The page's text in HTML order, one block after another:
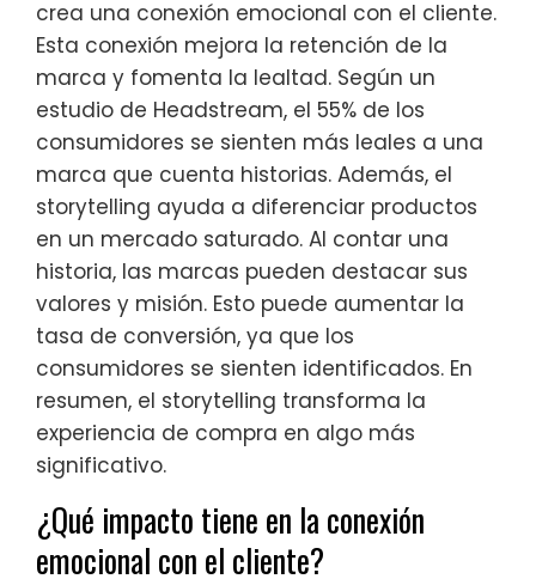
crea una conexión emocional con el cliente.
Esta conexión mejora la retención de la
marca y fomenta la lealtad. Según un
estudio de Headstream, el 55% de los
consumidores se sienten más leales a una
marca que cuenta historias. Además, el
storytelling ayuda a diferenciar productos
en un mercado saturado. Al contar una
historia, las marcas pueden destacar sus
valores y misión. Esto puede aumentar la
tasa de conversión, ya que los
consumidores se sienten identificados. En
resumen, el storytelling transforma la
experiencia de compra en algo más
significativo.
¿Qué impacto tiene en la conexión
emocional con el cliente?